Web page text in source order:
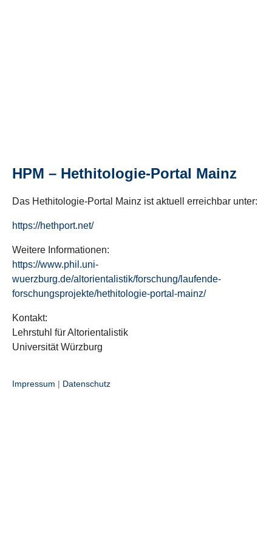
HPM – Hethitologie-Portal Mainz
Das Hethitologie-Portal Mainz ist aktuell erreichbar unter:
https://hethport.net/
Weitere Informationen:
https://www.phil.uni-
wuerzburg.de/altorientalistik/forschung/laufende-
forschungsprojekte/hethitologie-portal-mainz/
Kontakt:
Lehrstuhl für Altorientalistik
Universität Würzburg
Impressum | Datenschutz